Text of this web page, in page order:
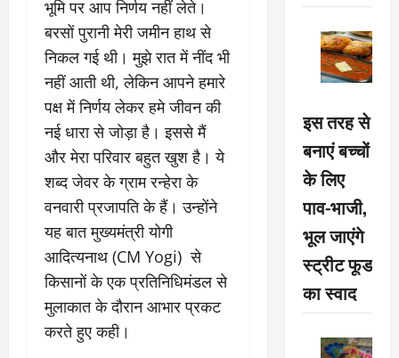
भूमि पर आप निर्णय नहीं लेते।
बरसों पुरानी मेरी जमीन हाथ से
निकल गई थी। मुझे रात में नींद भी
नहीं आती थी, लेकिन आपने हमारे
पक्ष में निर्णय लेकर हमे जीवन की
नई धारा से जोड़ा है। इससे मैं
और मेरा परिवार बहुत खुश है। ये
शब्द जेवर के ग्राम रन्हेरा के
वनवारी प्रजापति के हैं। उन्होंने
यह बात मुख्यमंत्री योगी
आदित्यनाथ (CM Yogi) से
किसानों के एक प्रतिनिधिमंडल से
मुलाकात के दौरान आभार प्रकट
करते हुए कही।
इस तरह से
बनाएं बच्चों
के लिए
पाव-भाजी,
भूल जाएंगे
स्ट्रीट फूड
का स्वाद